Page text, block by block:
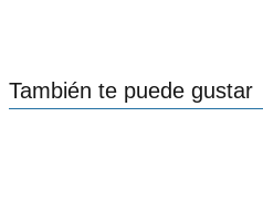
También te puede gustar